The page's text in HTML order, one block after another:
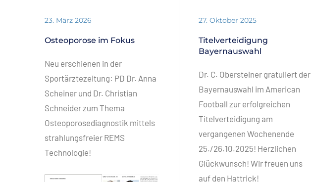
23. März 2026
Osteoporose im Fokus
Neu erschienen in der
Sportärztezeitung: PD Dr. Anna
Scheiner und Dr. Christian
Schneider zum Thema
Osteoporosediagnostik mittels
strahlungsfreier REMS
Technologie!
27. Oktober 2025
Titelverteidigung
Bayernauswahl
Dr. C. Obersteiner gratuliert der
Bayernauswahl im American
Football zur erfolgreichen
Titelverteidigung am
vergangenen Wochenende
25./26.10.2025! Herzlichen
Glückwunsch! Wir freuen uns
auf den Hattrick!